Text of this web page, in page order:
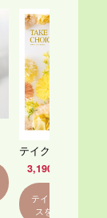
テイクユアチョイ
3,190円コース～
テイクユアチョイ
スをもっと見る